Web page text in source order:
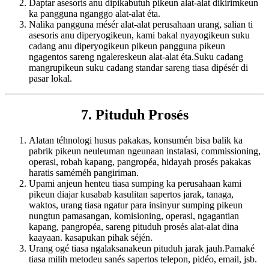
Daptar asesoris anu dipikabutuh pikeun alat-alat dikirimkeun
ka pangguna nganggo alat-alat éta.
Nalika pangguna mésér alat-alat perusahaan urang, salian ti
asesoris anu diperyogikeun, kami bakal nyayogikeun suku
cadang anu diperyogikeun pikeun pangguna pikeun
ngagentos sareng ngalereskeun alat-alat éta.Suku cadang
mangrupikeun suku cadang standar sareng tiasa dipésér di
pasar lokal.
7. Pituduh Prosés
Alatan téhnologi husus pakakas, konsumén bisa balik ka
pabrik pikeun neuleuman ngeunaan instalasi, commissioning,
operasi, robah kapang, pangropéa, hidayah prosés pakakas
haratis saméméh pangiriman.
Upami anjeun henteu tiasa sumping ka perusahaan kami
pikeun diajar kusabab kasulitan sapertos jarak, tanaga,
waktos, urang tiasa ngatur para insinyur sumping pikeun
nungtun pamasangan, komisioning, operasi, ngagantian
kapang, pangropéa, sareng pituduh prosés alat-alat dina
kaayaan. kasapukan pihak séjén.
Urang ogé tiasa ngalaksanakeun pituduh jarak jauh.Pamaké
tiasa milih metodeu sanés sapertos telepon, pidéo, email, jsb.